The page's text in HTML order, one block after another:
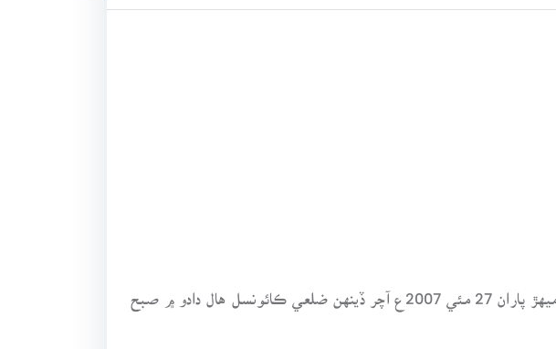
گذارش ته دادوءَ کي ضلع جو درجو ملڻ کي مُني صدي پوري ٿيڻ تي سنڌي ادبي سنگت، شاخ ميهڙ پاران 27 مئي 2007ع آچر ڏينهن ضلعي ڪائونسل هال دادو ۾ صبح